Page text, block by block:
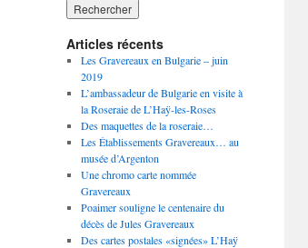
Articles récents
Les Gravereaux en Bulgarie – juin
2019
L’ambassadeur de Bulgarie en visite à
la Roseraie de L’Haÿ-les-Roses
Des maquettes de la roseraie…
Les Établissements Gravereaux… au
musée d’Argenton
Une chromo carte nommée
Gravereaux
Poaimer souligne le centenaire du
décès de Jules Gravereaux
Des cartes postales «signées» L’Haÿ